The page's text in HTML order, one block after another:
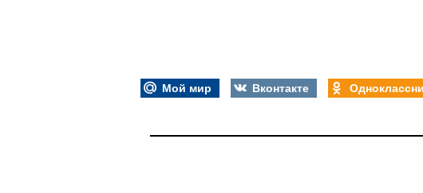
Мой мир Вконтакте